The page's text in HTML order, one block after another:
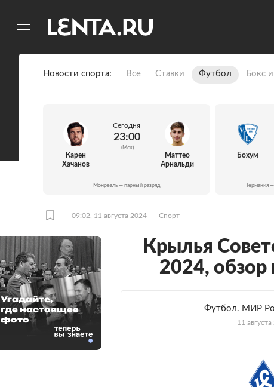
Новости спорта Все Ставки Футбол Бокс
Карен
Хачанов
Сегодня
23:00
(Мск)
Маттео
Арнальди
Монреаль — парный разряд
Бохум
Германия
09:02, 11 августа 2024 Спорт
Крылья
2024, обзор
Футбол. МИР
11
Угадайте,
где настоящее
фото